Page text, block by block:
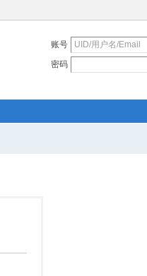
账号
密码